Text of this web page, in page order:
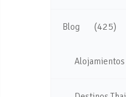
Blog (425)
Alojamientos